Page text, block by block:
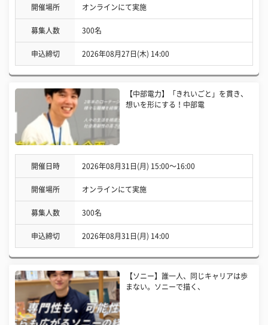
開催場所 オンラインにて実施
募集人数 300名
申込締切 2026年08月27日(木) 14:00
【中部電力】「きれいごと」を貫き、
想いを形にする！中部電
開催日時 2026年08月31日(月) 15:00〜16:00
開催場所 オンラインにて実施
募集人数 300名
申込締切 2026年08月31日(月) 14:00
【ソニー】誰一人、同じキャリアは歩
まない。ソニーで描く、